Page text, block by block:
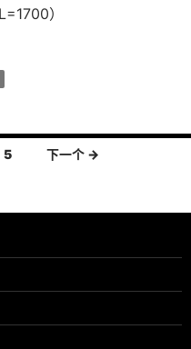
）
5 下一个 →